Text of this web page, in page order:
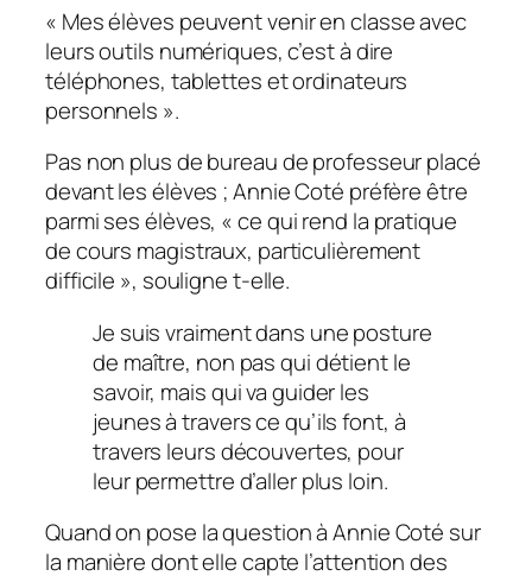
« Mes élèves peuvent venir en classe avec
leurs outils numériques, c’est à dire
téléphones, tablettes et ordinateurs
personnels ».
Pas non plus de bureau de professeur placé
devant les élèves ; Annie Coté préfère être
parmi ses élèves, «ce qui rend la pratique
de cours magistraux, particulièrement
difficile », souligne t-elle.
Je suis vraiment dans une posture
de maître, non pas qui détient le
savoir, mais qui va guider les
jeunes à travers ce qu’ils font, à
travers leurs découvertes, pour
leur permettre d’aller plus loin.
Quand on pose la question à Annie Coté sur
la manière dont elle capte l’attention des